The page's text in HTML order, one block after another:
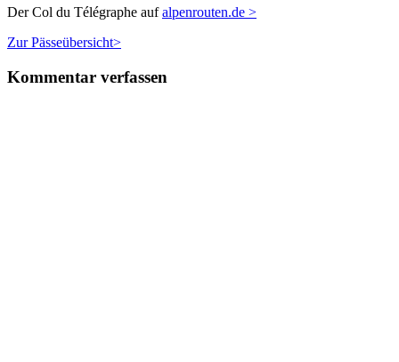
Der Col du Télégraphe aufalpenrouten.de >
Zur Pässeübersicht>
Kommentar verfassen